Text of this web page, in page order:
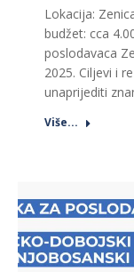
Lokacija:
budžet: cca
poslodavaca
2025. Ciljevi i
unaprijediti
Više...